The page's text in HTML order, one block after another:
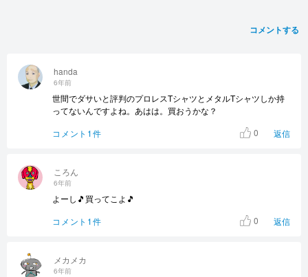
コメントする
メカメカ
6年前
ころん
6年前
よーし🎵買ってこよ🎵
コメント1件
0 返信
handa
6年前
世間でダサいと評判のプロレスTシャツとメタルTシャツしか持
ってないんですよね。あはは。買おうかな？
コメント1件
0 返信